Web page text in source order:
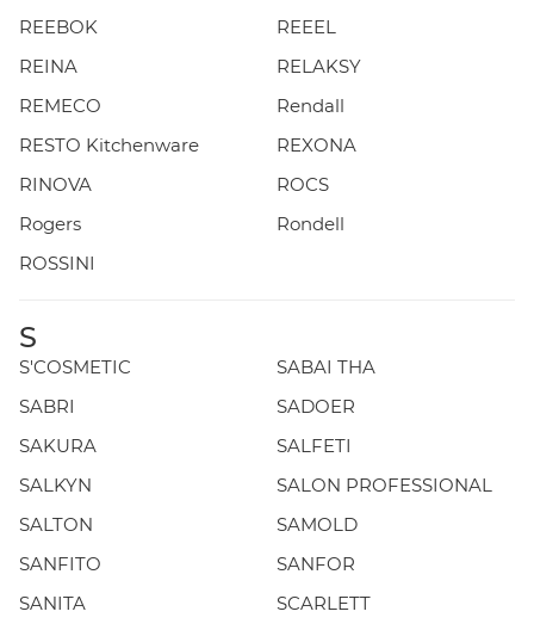
REEBOK
REEEL
REINA
RELAKSY
REMECO
Rendall
RESTO Kitchenware
REXONA
RINOVA
ROCS
Rogers
Rondell
ROSSINI
S
S'COSMETIC
SABAI THA
SABRI
SADOER
SAKURA
SALFETI
SALKYN
SALON PROFESSIONAL
SALTON
SAMOLD
SANFITO
SANFOR
SANITA
SCARLETT